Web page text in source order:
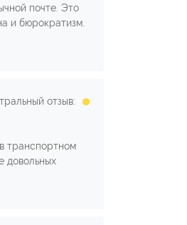
почте. Это
и бюрократизм.
отзыв:
транспортном
довольных